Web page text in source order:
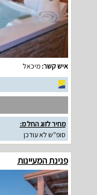
איש קשר:מיכאל
מחיר לזוג החל מ:
סופ"ש לא עודכן
פנינת המעיינות